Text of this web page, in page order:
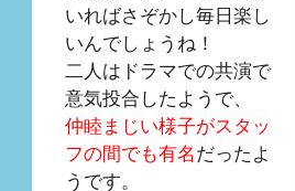
いればさぞかし毎日楽し
いんでしょうね！
二人はドラマでの共演で
意気投合したようで、
仲睦まじい様子がスタッ
フの間でも有名だったよ
うです。